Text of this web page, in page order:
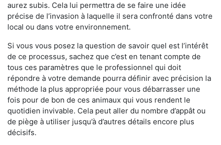
aurez subis. Cela lui permettra de se faire une idée
précise de l’invasion à laquelle il sera confronté dans votre
local ou dans votre environnement.
Si vous vous posez la question de savoir quel est l’intérêt
de ce processus, sachez que c’est en tenant compte de
tous ces paramètres que le professionnel qui doit
répondre à votre demande pourra définir avec précision la
méthode la plus appropriée pour vous débarrasser une
fois pour de bon de ces animaux qui vous rendent le
quotidien invivable. Cela peut aller du nombre d’appât ou
de piège à utiliser jusqu’à d’autres détails encore plus
décisifs.